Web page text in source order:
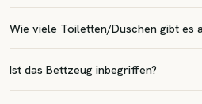
Wie viele Toiletten/Duschen gibt es
Ist das Bettzeug inbegriffen?